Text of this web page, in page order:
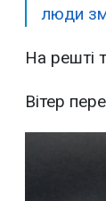
люди
На решті
Вітер